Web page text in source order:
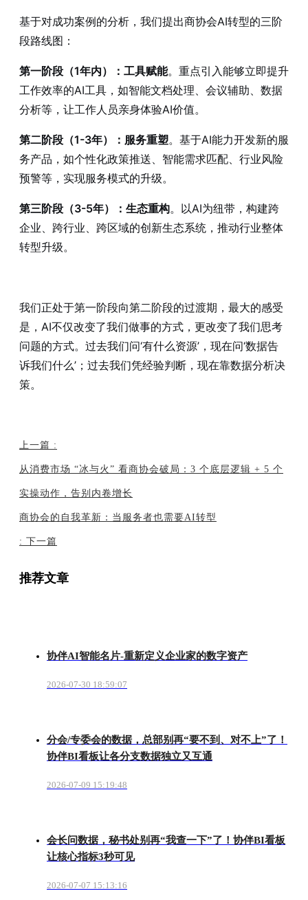
基于对成功案例的分析，我们提出商协会AI转型的三阶
段路线图：
第一阶段（1年内）：工具赋能。重点引入能够立即提升
工作效率的AI工具，如智能文档处理、会议辅助、数据
分析等，让工作人员亲身体验AI价值。
第二阶段（1-3年）：服务重塑。基于AI能力开发新的服
务产品，如个性化政策推送、智能需求匹配、行业风险
预警等，实现服务模式的升级。
第三阶段（3-5年）：生态重构。以AI为纽带，构建跨
企业、跨行业、跨区域的创新生态系统，推动行业整体
转型升级。
我们正处于第一阶段向第二阶段的过渡期，最大的感受
是，AI不仅改变了我们做事的方式，更改变了我们思考
问题的方式。过去我们问‘有什么资源’，现在问‘数据告
诉我们什么’；过去我们凭经验判断，现在靠数据分析决
策。
上一篇 :
从消费市场 “冰与火” 看商协会破局：3 个底层逻辑 + 5 个
实操动作，告别内卷增长
商协会的自我革新：当服务者也需要AI转型
: 下一篇
推荐文章
协伴AI智能名片-重新定义企业家的数字资产
2026-07-30 18:59:07
分会/专委会的数据，总部别再“要不到、对不上”了！
协伴BI看板让各分支数据独立又互通
2026-07-09 15:19:48
会长问数据，秘书处别再“我查一下”了！协伴BI看板
让核心指标3秒可见
2026-07-07 15:13:16